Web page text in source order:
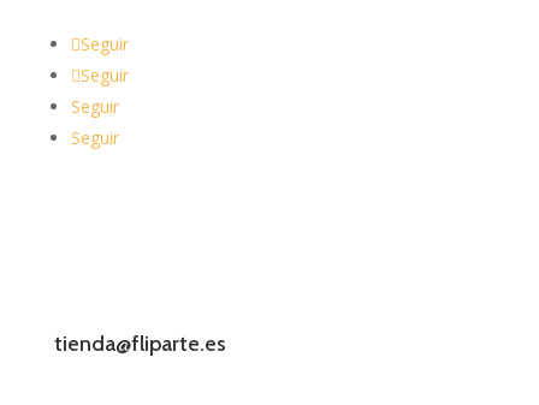
Seguir
Seguir
Seguir
Seguir
tienda@fliparte.es